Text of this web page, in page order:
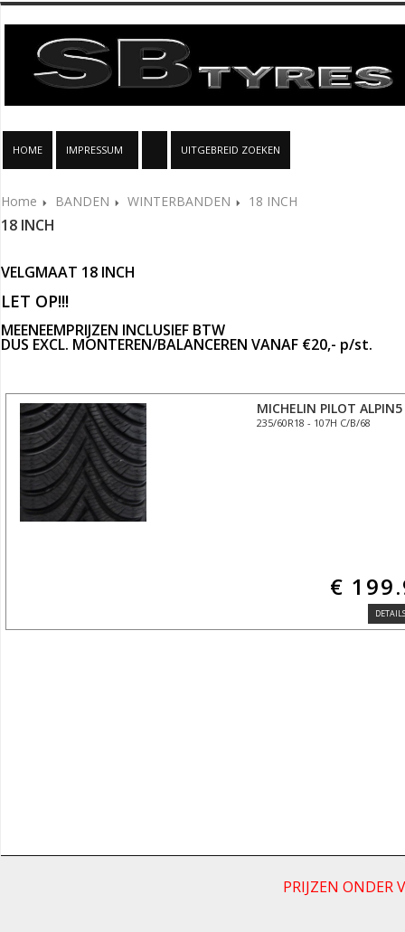
HOME IMPRESSUM UITGEBREID ZOEKEN
Home BANDEN WINTERBANDEN 18 INCH
18 INCH
VELGMAAT 18 INCH
LET OP!!!
MEENEEMPRIJZEN INCLUSIEF BTW
DUS EXCL. MONTEREN/BALANCEREN VANAF €20,- p/st.
MICHELIN PILOT
235/60R18 - 107H C/B/68
€
PRIJZEN ONDER